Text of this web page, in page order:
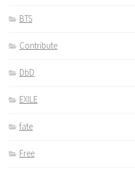
BTS
Contribute
DbD
EXILE
fate
Free